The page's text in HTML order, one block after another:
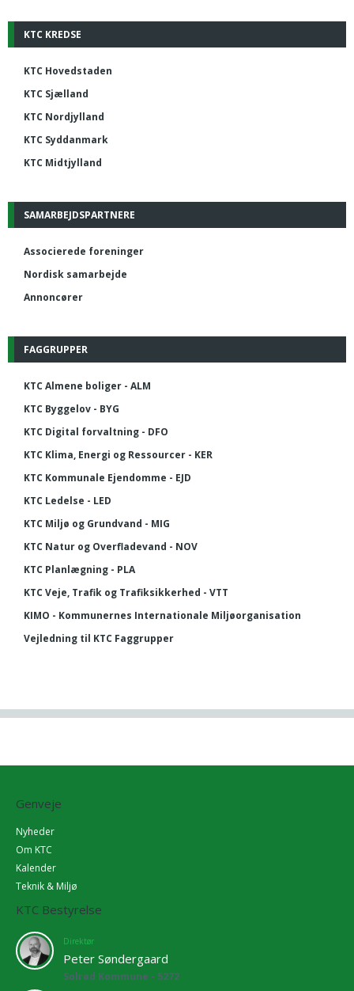
KTC KREDSE
KTC Hovedstaden
KTC Sjælland
KTC Nordjylland
KTC Syddanmark
KTC Midtjylland
SAMARBEJDSPARTNERE
Associerede foreninger
Nordisk samarbejde
Annoncører
FAGGRUPPER
KTC Almene boliger - ALM
KTC Byggelov - BYG
KTC Digital forvaltning - DFO
KTC Klima, Energi og Ressourcer - KER
KTC Kommunale Ejendomme - EJD
KTC Ledelse - LED
KTC Miljø og Grundvand - MIG
KTC Natur og Overfladevand - NOV
KTC Planlægning - PLA
KTC Veje, Trafik og Trafiksikkerhed - VTT
KIMO - Kommunernes Internationale Miljøorganisation
Vejledning til KTC Faggrupper
Genveje
Nyheder
Om KTC
Kalender
Teknik & Miljø
KTC Bestyrelse
Direktør
Peter Søndergaard
Solrød Kommune - 5272